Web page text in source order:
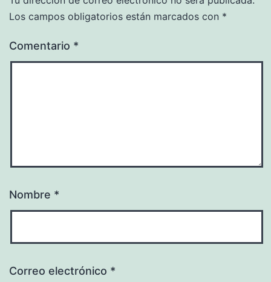
Los campos obligatorios están marcados con *
Comentario *
Nombre *
Correo electrónico *